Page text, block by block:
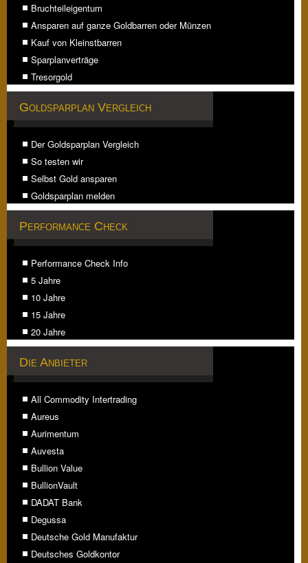
Bruchteileigentum
Ansparen auf ganze Goldbarren oder Münzen
Kauf von Kleinstbarren
Sparplanverträge
Tresorgold
Goldsparplan Vergleich
Der Goldsparplan Vergleich
So testen wir
Selbst Gold ansparen
Goldsparplan melden
Performance Check
Performance Check Info
5 Jahre
10 Jahre
15 Jahre
20 Jahre
Die Anbieter
All Commodity Intertrading
Aureus
Aurimentum
Auvesta
Bullion Value
BullionVault
DADAT Bank
Degussa
Deutsche Gold Manufaktur
Deutsches Goldkontor